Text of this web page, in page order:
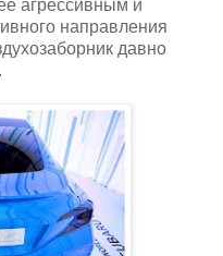
агрессивным и
направления
давно